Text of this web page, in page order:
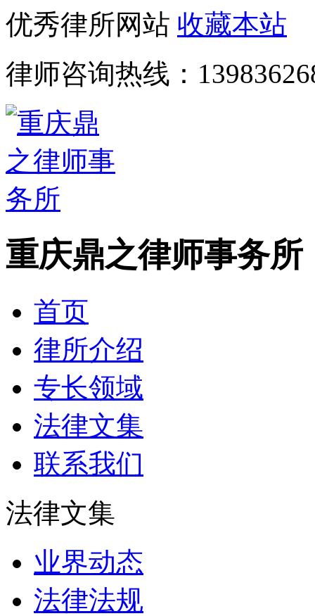
优秀律所网站 收藏本站
律师咨询热线：
重庆鼎之律师事务所
首页
律所介绍
专长领域
法律文集
联系我们
法律文集
业界动态
法律法规